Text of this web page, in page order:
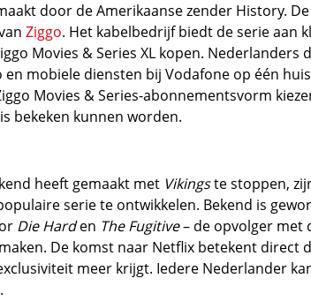
door de Amerikaanse zender History.
Ziggo. Het kabelbedrijf biedt de serie aan
Movies & Series XL kopen. Nederlanders
en mobiele diensten bij Vodafone op één
Movies & Series-abonnementsvorm
bekeken kunnen worden.
heeft gemaakt met Vikingste stoppen,
serie te ontwikkelen. Bekend is
Die Harden The Fugitive– de opvolger met
De komst naar Netflix betekent direct
meer krijgt. Iedere Nederlander